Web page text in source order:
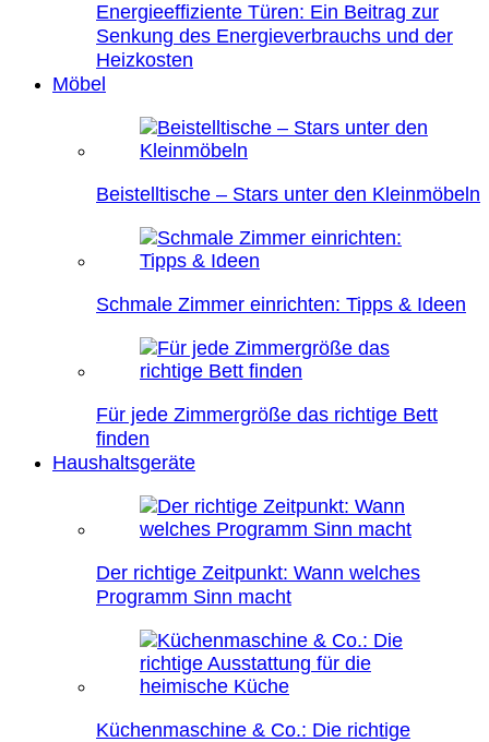
Energieeffiziente Türen: Ein Beitrag zur
Senkung des Energieverbrauchs und der
Heizkosten
Möbel
Beistelltische – Stars unter den Kleinmöbeln
Schmale Zimmer einrichten: Tipps & Ideen
Für jede Zimmergröße das richtige Bett
finden
Haushaltsgeräte
Der richtige Zeitpunkt: Wann welches
Programm Sinn macht
Küchenmaschine & Co.: Die richtige